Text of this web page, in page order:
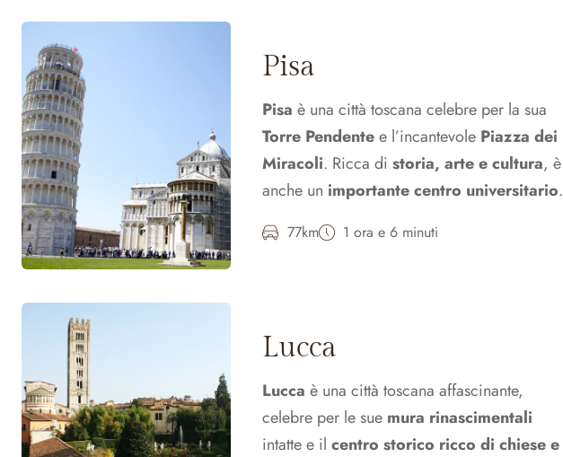
Pisa
Pisa è una città toscana celebre per la sua
Torre Pendentee l’incantevole Piazza dei
Miracoli. Ricca distoria, arte e cultura, è
anche un importante centro universitario.
77km 1 ora e 6 minuti
Lucca
Lucca è una città toscana affascinante,
celebre per le sue mura rinascimentali
intatte e ilcentro storico ricco di chiese e